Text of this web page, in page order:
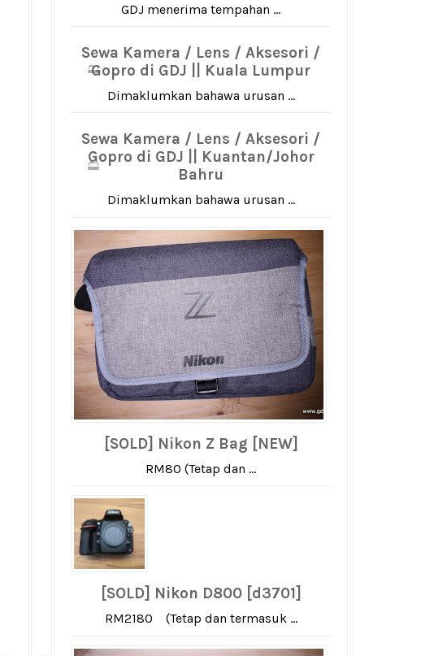
GDJ menerima tempahan ...
Sewa Kamera / Lens / Aksesori /
Gopro di GDJ || Kuala Lumpur
Dimaklumkan bahawa urusan ...
Sewa Kamera / Lens / Aksesori /
Gopro di GDJ || Kuantan/Johor
Bahru
Dimaklumkan bahawa urusan ...
[SOLD] Nikon Z Bag [NEW]
RM80 (Tetap dan ...
[SOLD] Nikon D800 [d3701]
RM2180 (Tetap dan termasuk ...